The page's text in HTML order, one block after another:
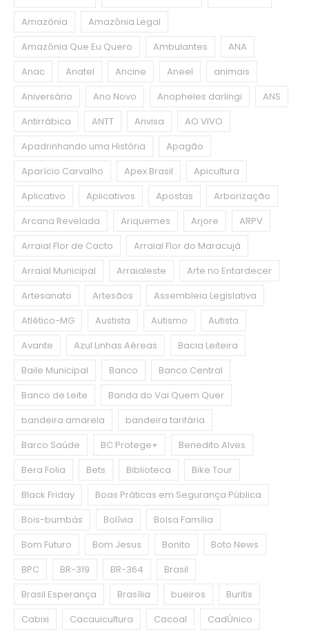
Amazônia
Amazônia Legal
Amazônia Que Eu Quero
Ambulantes
ANA
Anac
Anatel Ancine Aneel
animais
Aniversário
Ano Novo Anopheles darlingi
ANS
Antirrábica
ANTT Anvisa
AO VIVO
Apadrinhando uma História
Apagão
Aparício Carvalho
Apex Brasil
Apicultura
Aplicativo
Aplicativos Apostas
Arborização
Arcana Revelada
Ariquemes Arjore
ARPV
Arraial Flor de Cacto
Arraial Flor do Maracujá
Arraial Municipal
Arraialeste
Arte no Entardecer
Artesanato
Artesãos
Assembleia Legislativa
Atlético-MG
Austista Autismo
Autista
Avante
Azul Linhas Aéreas
Bacia Leiteira
Baile Municipal
Banco
Banco Central
Banco de Leite
Banda do Vai Quem Quer
bandeira amarela
bandeira tarifária
Barco Saúde
BC Protege+
Benedito Alves
Bera Folia
Bets Biblioteca
Bike Tour
Black Friday
Boas Práticas em Segurança Pública
Bois-bumbás
Bolívia
Bolsa Família
Bom Futuro
Bom Jesus Bonito
Boto News
BPC
BR-319 BR-364
Brasil
Brasil Esperança
Brasília bueiros
Buritis
Cabixi
Cacauicultura Cacoal
CadÚnico